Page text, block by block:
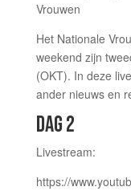
Het Nationale
weekend zijn
(OKT). In deze
ander nieuws en
DAG 2
Livestream:
https://